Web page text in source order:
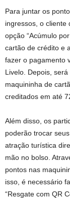
Para juntar os
ingressos, o cliente
opção “Acúmulo
cartão de crédito e
fazer o pagamento
Livelo. Depois,
maquininha de
creditados em até
Além disso, os
poderão trocar
atração turística
mão no bolso.
pontos nas
isso, é necessário
“Resgate com QR